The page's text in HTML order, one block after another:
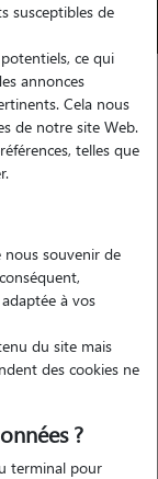
pour
de votre
vous permet
pour votre
susceptibles de
ce qui
annonces
Cela nous
de notre site Web.
telles que
nous souvenir de
à vos
du site mais
des cookies ne
?
terminal pour